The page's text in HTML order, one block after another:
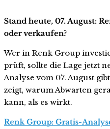
Stand heute, 07. August:
oder verkaufen?
Wer in Renk Group
prüft, sollte die Lage jetzt
Analyse vom 07. August
zeigt, warum Abwarten
kann, als es wirkt.
Renk Group: Gratis-